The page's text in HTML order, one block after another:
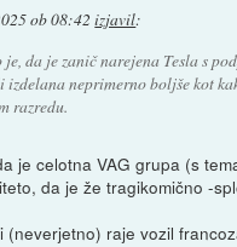
ob 08:42 izjavil:
je, da je zanič narejena Tesla s
neprimerno boljše kot
razredu.
je celotna VAG grupa (s
da je že tragikomično -
(neverjetno) raje vozil